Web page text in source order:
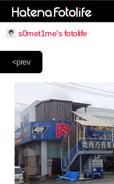
s0met1me's fotolife
<prev